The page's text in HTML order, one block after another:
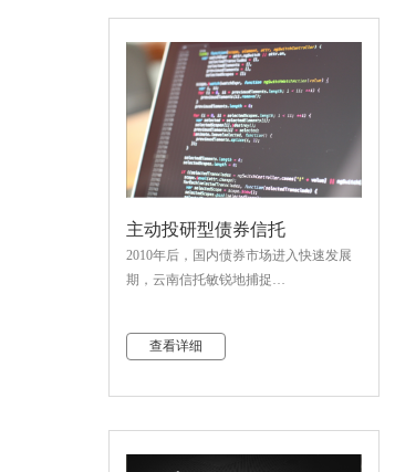
主动投研型债券信托
2010年后，国内债券市场进入快速发展
期，云南信托敏锐地捕捉…
查看详细